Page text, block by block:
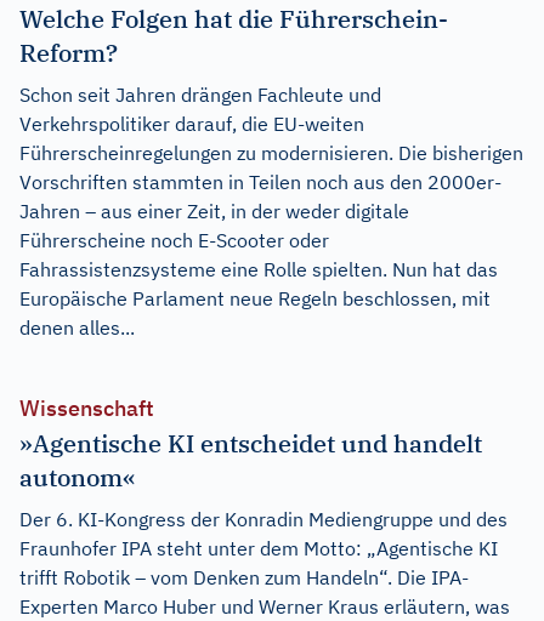
Welche Folgen hat die Führerschein-
Reform?
Schon seit Jahren drängen Fachleute und
Verkehrspolitiker darauf, die EU-weiten
Führerscheinregelungen zu modernisieren. Die bisherigen
Vorschriften stammten in Teilen noch aus den 2000er-
Jahren – aus einer Zeit, in der weder digitale
Führerscheine noch E-Scooter oder
Fahrassistenzsysteme eine Rolle spielten. Nun hat das
Europäische Parlament neue Regeln beschlossen, mit
denen alles...
Wissenschaft
»Agentische KI entscheidet und handelt
autonom«
Der 6. KI-Kongress der Konradin Mediengruppe und des
Fraunhofer IPA steht unter dem Motto: „Agentische KI
trifft Robotik – vom Denken zum Handeln“. Die IPA-
Experten Marco Huber und Werner Kraus erläutern, was